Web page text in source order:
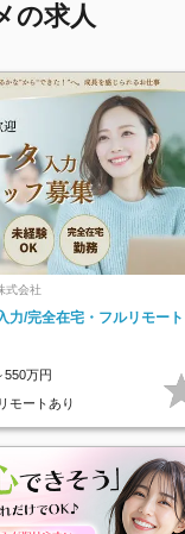
の求人
式会社
力/完全在宅・フルリモート
550万円
モートあり